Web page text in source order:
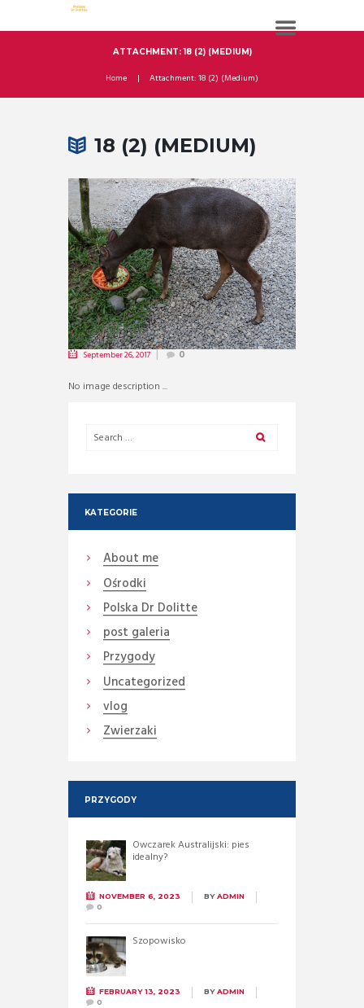
ATTACHMENT: 18 (2) (MEDIUM)
Home Attachment: 18 (2) (Medium)
18 (2) (MEDIUM)
September 26, 2017 0
No image description ...
KATEGORIE
About me
Ośrodki
Polska Dr Dolitte
post galeria
Przygody
Uncategorized
vlog
Zwierzaki
PRZYGODY
Owczarek Australijski: pies
idealny?
NOVEMBER 6, 2023 BYADMIN
0
Szopowisko
FEBRUARY 13, 2023 BYADMIN
0